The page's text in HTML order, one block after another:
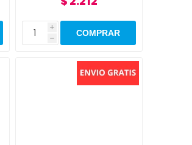
i
h